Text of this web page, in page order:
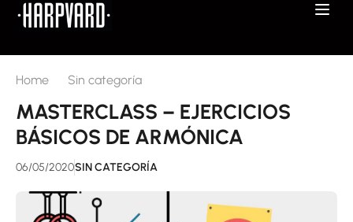
Home Sin categoría
MASTERCLASS – EJERCICIOS
BÁSICOS DE ARMÓNICA
06/05/2020SIN CATEGORÍA